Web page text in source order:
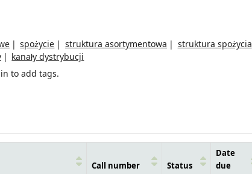
spożycie struktura asortymentowa
struktura spożycia
kanały dystrybucji
to add tags.
Call number Status
Date
due